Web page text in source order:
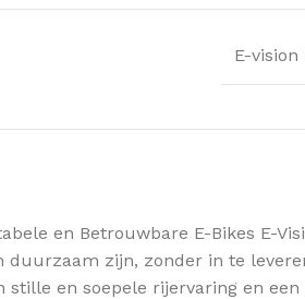
E-vision
en Betrouwbare E-Bikes
duurzaam zijn, zonder in te
en soepele rijervaring en